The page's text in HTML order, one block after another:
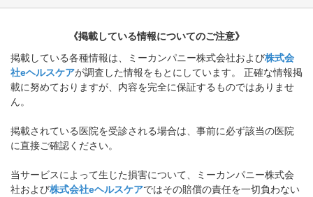
《掲載している情報についてのご注意》
掲載している各種情報は、ミーカンパニー株式会社および株式会
社eヘルスケアが調査した情報をもとにしています。 正確な情報掲
載に努めておりますが、内容を完全に保証するものではありませ
ん。
掲載されている医院を受診される場合は、事前に必ず該当の医院
に直接ご確認ください。
当サービスによって生じた損害について、ミーカンパニー株式会
社および株式会社eヘルスケアではその賠償の責任を一切負わない